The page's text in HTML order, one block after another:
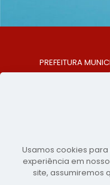
PREFEITURA
Centro, São
E-MAIL:
Copyright 2021-
Prefeitura
Usamos cookies
experiência em
site, assumiremos